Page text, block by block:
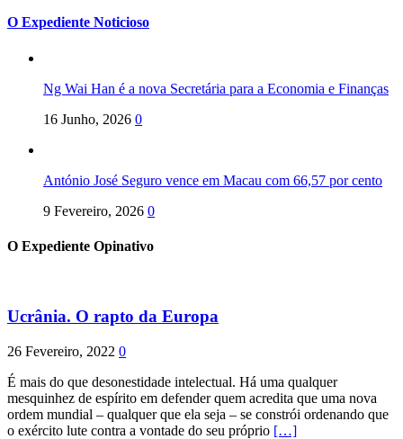
O Expediente Noticioso
Ng Wai Han é a nova Secretária para a Economia e Finanças
16 Junho, 2026 0
António José Seguro vence em Macau com 66,57 por cento
9 Fevereiro, 2026 0
O Expediente Opinativo
Ucrânia. O rapto da Europa
26 Fevereiro, 2022 0
É mais do que desonestidade intelectual. Há uma qualquer
mesquinhez de espírito em defender quem acredita que uma nova
ordem mundial – qualquer que ela seja – se constrói ordenando que
o exército lute contra a vontade do seu próprio […]